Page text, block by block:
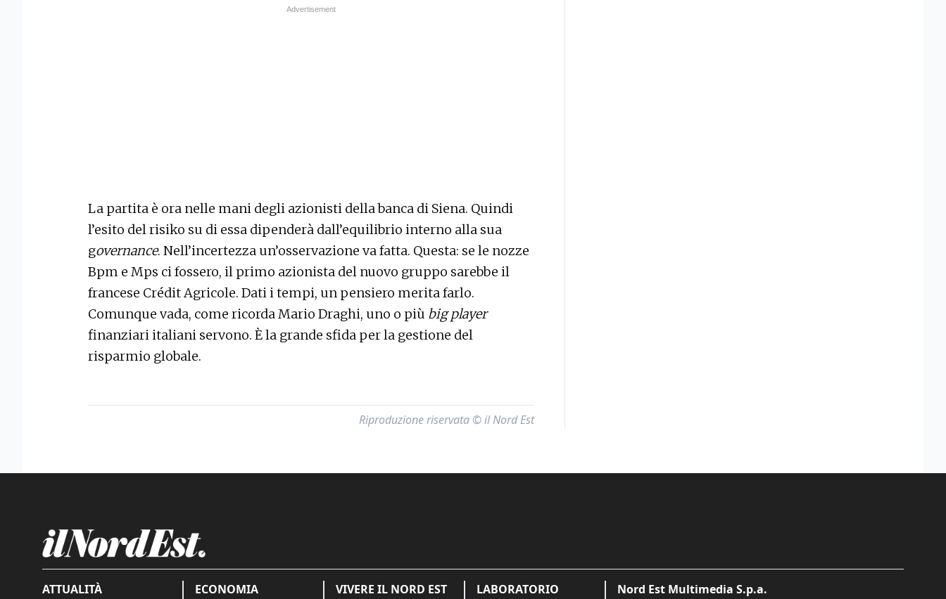
La partita è ora nelle mani degli azionisti della banca di Siena. Quindi
l’esito del risiko su di essa dipenderà dall’equilibrio interno alla sua
governance. Nell’incertezza un’osservazione va fatta. Questa: se le nozze
Bpm e Mps ci fossero, il primo azionista del nuovo gruppo sarebbe il
francese Crédit Agricole. Dati i tempi, un pensiero merita farlo.
Comunque vada, come ricorda Mario Draghi, uno o più big player
finanziari italiani servono. È la grande sfida per la gestione del
risparmio globale.
Riproduzione riservata © il Nord Est
ATTUALITÀ
ECONOMIA
VIVERE IL NORD EST
LABORATORIO
Nord Est Multimedia S.p.a.